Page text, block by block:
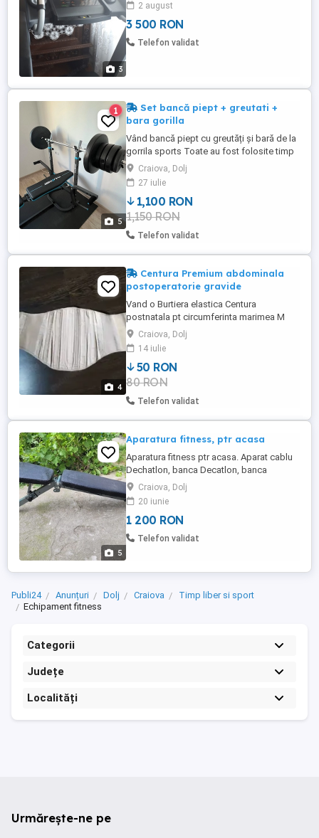
3
2 august
3 500 RON
Telefon validat
5
1
Set bancă piept + greutati +
bara gorilla
Vând bancă piept cu greutăți și bară de la
gorrila sports Toate au fost folosite timp
de 3-4 luni foarte puțin (1 data la 1-2
săptămâni motivul fiind ca am și aparat
multifuncțional) Suma totală pe eMag
este de 1594 de lei. La nevoie ofer și
transportul în Craiova contra cost.
Craiova, Dolj
27 iulie
1,100 RON
1,150 RON
Telefon validat
4
Centura Premium abdominala
postoperatorie gravide
Vand o Burtiera elastica Centura
postnatala pt circumferinta marimea M
catre L depinde de cat de stransa se
doreste purtata, este in stare foarte buna,
a fost purtata putin ,este model profi
made in Germany , pret 50 Lei, centura
model utila la sustinere burtica
postoperatorie gravide burtiera
postnatala ...
Craiova, Dolj
14 iulie
50 RON
80 RON
Telefon validat
5
Aparatura fitness, ptr acasa
Aparatura fitness ptr acasa. Aparat cablu
Dechatlon, banca Decatlon, banca
inclinata si banda alergare electrica. Doar
in Craiova
Craiova, Dolj
20 iunie
1 200 RON
Telefon validat
Publi24 Anunțuri Dolj Craiova
Timp liber si sport
Echipament fitness
Categorii
Județe
Localități
Urmărește-ne pe